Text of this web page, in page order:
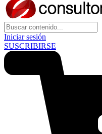
Iniciar sesión
SUSCRIBIRSE